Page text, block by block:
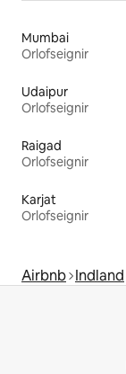
Mumbai
Orlofseignir
Udaipur
Orlofseignir
Raigad
Orlofseignir
Karjat
Orlofseignir
Airbnb Indland